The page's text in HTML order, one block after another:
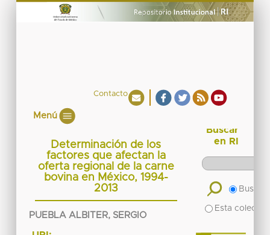
Contacto
Menú
Determinación de los
factores que afectan la
oferta regional de la carne
bovina en México, 1994-
2013
PUEBLA ALBITER, SERGIO
Buscar
en RI
Buscar
Esta